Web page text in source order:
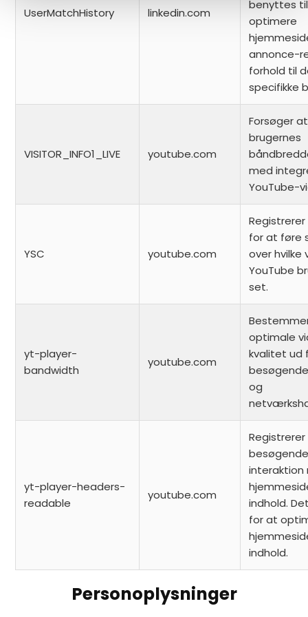
UserMatchHistory linkedin.com
benyttes
optimere
annonce-
forhold til
specifikke
VISITOR_INFO1_LIVE youtube.com
Forsøger
brugernes
med
YouTube-
YSC youtube.com
for at føre
over hvilke
YouTube
set.
yt-player-
bandwidth
youtube.com
optimale
kvalitet ud
og
yt-player-headers-
readable
youtube.com
interaktion
indhold.
for at
indhold.
Personoplysninger